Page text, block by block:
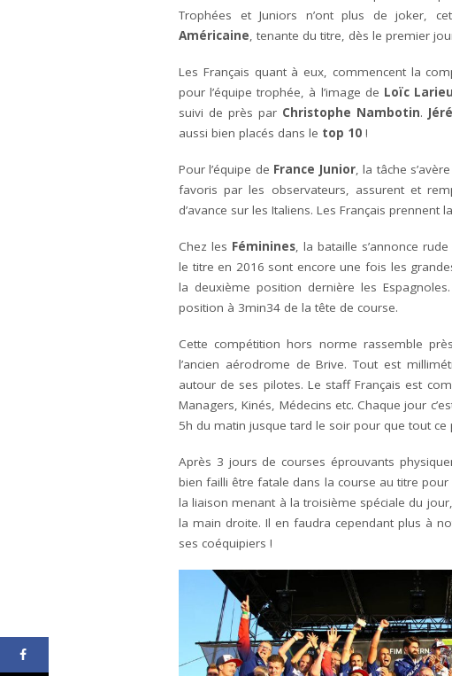
Trophées et Juniors n’ont plus de joker,
Américaine, tenante du titre, dès le premier
Les Français quant à eux, commencent la
pour l’équipe trophée, à l’image de Loïc Larieu
suivi de près par Christophe Nambotin.
aussi bien placés dans le top 10 !
Pour l’équipe de France Junior, la tâche
favoris par les observateurs, assurent et
d’avance sur les Italiens. Les Français prennent
Chez les Féminines, la bataille s’annonce
le titre en 2016 sont encore une fois les
la deuxième position dernière les
position à 3min34 de la tête de course.
Cette compétition hors norme rassemble
l’ancien aérodrome de Brive. Tout est
autour de ses pilotes. Le staff Français est
Managers, Kinés, Médecins etc. Chaque jour
5h du matin jusque tard le soir pour que tout ce
Après 3 jours de courses éprouvants
bien failli être fatale dans la course au titre
la liaison menant à la troisième spéciale du jour,
la main droite. Il en faudra cependant plus à
ses coéquipiers !